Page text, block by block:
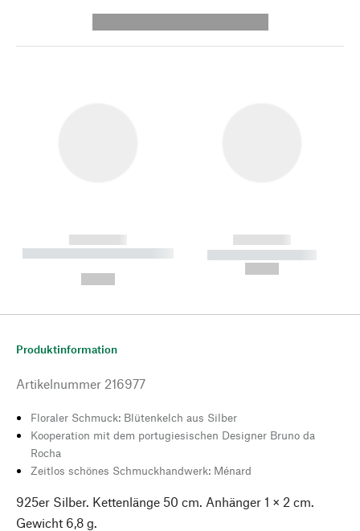
------------
----------- ----------- --------
------------
----------- -----------
Produktinformation
Artikelnummer 216977
Floraler Schmuck: Blütenkelch aus Silber
Kooperation mit dem portugiesischen Designer Bruno da
Rocha
Zeitlos schönes Schmuckhandwerk: Ménard
925er Silber. Kettenlänge 50 cm. Anhänger 1 × 2 cm.
Gewicht 6,8 g.